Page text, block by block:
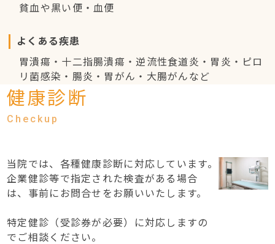
貧血や黒い便・血便
よくある疾患
胃潰瘍・十二指腸潰瘍・逆流性食道炎・胃炎・ピロ
リ菌感染・腸炎・胃がん・大腸がんなど
健康診断
当院では、各種健康診断に対応しています。
企業健診等で指定された検査がある場合
は、事前にお問合せをお願いいたします。
特定健診（受診券が必要）に対応しますの
でご相談ください。